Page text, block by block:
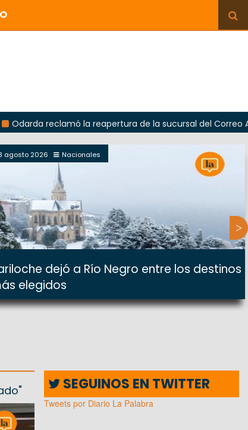
reclamó la reapertura de la sucursal del Correo Argentino
agosto 2026 Nacionales
dejó a Río Negro entre los destinos
elegidos
SEGUINOS EN TWITTER
Tweets por Diario La Palabra